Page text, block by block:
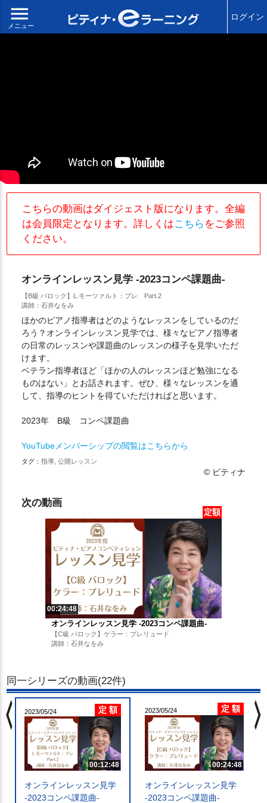
menu
メニュー
ログイン
こちらの動画はダイジェスト版になります。全編
は会員限定となります。詳しくはこちら をご参照
ください。
オンラインレッスン見学 -2023コンペ課題曲-
【B級 バロック】L.モーツァルト：ブレ Part.2
講師：石井なをみ
ほかのピアノ指導者はどのようなレッスンをしているのだ
ろう？オンラインレッスン見学では、様々なピアノ指導者
の日常のレッスンや課題曲のレッスンの様子を見学いただ
けます。
ベテラン指導者ほど「ほかの人のレッスンほど勉強になる
ものはない」とお話されます。ぜひ、様々なレッスンを通
して、指導のヒントを得ていただければと思います。
2023年 B級 コンペ課題曲
YouTubeメンバーシップの閲覧はこちらから
タグ： 指導, 公開レッスン
© ピティナ
次の動画
定額
00:24:48
オンラインレッスン見学 -2023コンペ課題曲-
【C級 バロック】ケラー：プレリュード
講師：石井なをみ
同一シリーズの動画(22件)
2023/05/24 定 額
00:12:48
オンラインレッスン見学
-2023コンペ課題曲-
2023/05/24 定 額
00:24:48
オンラインレッスン見学
-2023コンペ課題曲-
chevron_left chevron_right